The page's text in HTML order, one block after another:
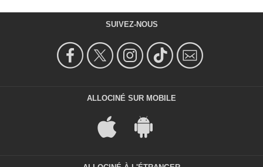
SUIVEZ-NOUS
ALLOCINÉ SUR MOBILE